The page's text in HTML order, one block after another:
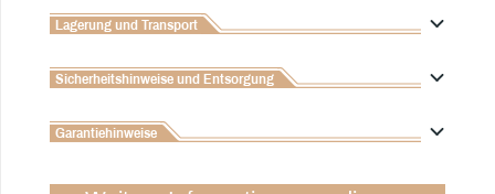
Lagerung und Transport
Sicherheitshinweise und Entsorgung
Garantiehinweise